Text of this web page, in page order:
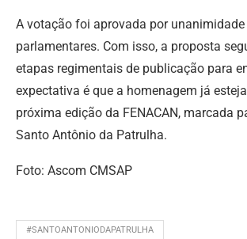
A votação foi aprovada por
parlamentares. Com isso, a proposta
etapas regimentais de publicação para
expectativa é que a homenagem já
próxima edição da FENACAN, marcada
Santo Antônio da Patrulha.
Foto: Ascom CMSAP
#SANTOANTONIODAPATRULHA